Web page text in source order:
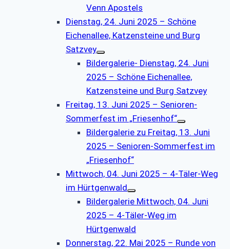
Venn Apostels
Dienstag, 24. Juni 2025 – Schöne
Eichenallee, Katzensteine und Burg
Satzvey
Bildergalerie- Dienstag, 24. Juni
2025 – Schöne Eichenallee,
Katzensteine und Burg Satzvey
Freitag, 13. Juni 2025 – Senioren-
Sommerfest im „Friesenhof“
Bildergalerie zu Freitag, 13. Juni
2025 – Senioren-Sommerfest im
„Friesenhof“
Mittwoch, 04. Juni 2025 – 4-Täler-Weg
im Hürtgenwald
Bildergalerie Mittwoch, 04. Juni
2025 – 4-Täler-Weg im
Hürtgenwald
Donnerstag, 22. Mai 2025 – Runde von